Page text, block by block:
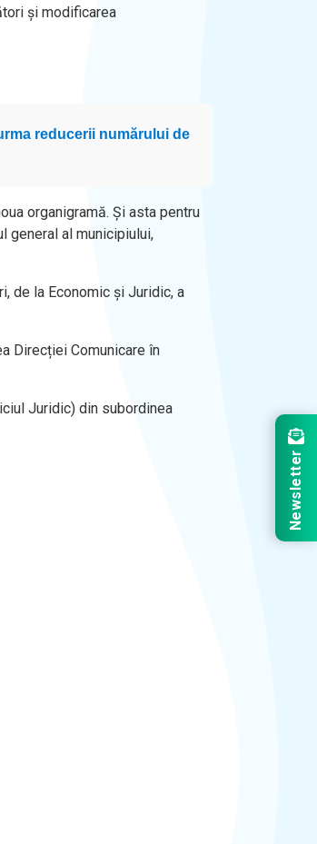
și modificarea
reducerii numărului de
organigramă. Și asta pentru
general al municipiului,
de la Economic și Juridic, a
Direcției Comunicare în
Juridic) din subordinea
Newsletter